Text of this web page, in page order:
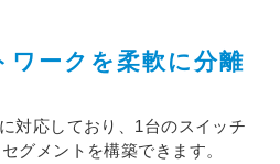
ークを柔軟に分離
対応しており、1台のスイッチ
グメントを構築できます。